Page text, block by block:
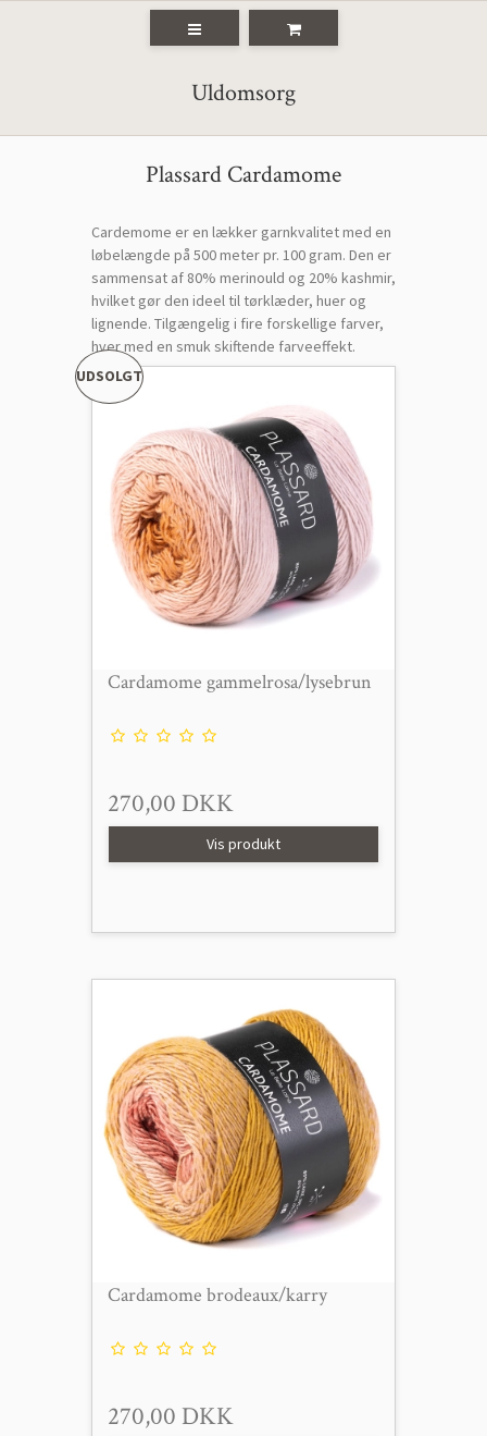
Uldomsorg
Plassard Cardamome
Cardemome er en lækker garnkvalitet med en
løbelængde på 500 meter pr. 100 gram. Den er
sammensat af 80% merinould og 20% kashmir,
hvilket gør den ideel til tørklæder, huer og
lignende. Tilgængelig i fire forskellige farver,
hver med en smuk skiftende farveeffekt.
UDSOLGT
Cardamome gammelrosa/lysebrun
270,00 DKK
Vis produkt
Cardamome brodeaux/karry
270,00 DKK